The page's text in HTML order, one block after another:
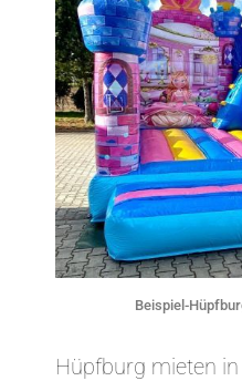
Beispiel-
Hüpfburg mieten